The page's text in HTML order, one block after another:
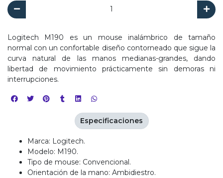
Logitech M190 es un mouse inalámbrico de tamaño
normal con un confortable diseño contorneado que sigue la
curva natural de las manos medianas-grandes, dando
libertad de movimiento prácticamente sin demoras ni
interrupciones.
Marca: Logitech.
Modelo: M190.
Tipo de mouse: Convencional.
Orientación de la mano: Ambidiestro.
Especificaciones